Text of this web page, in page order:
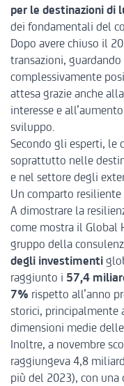
per le destinazioni di
dei fondamentali del
Dopo avere chiuso il
transazioni,
complessivamente
attesa grazie anche
interesse e
sviluppo.
Secondo gli esperti, le
soprattutto nelle
e nel settore degli
Un comparto resiliente
A dimostrare la
come mostra il Global
gruppo della
degli investimenti
raggiunto i 57,4
7% rispetto all’anno
storici, principalmente
dimensioni medie
Inoltre, a novembre
raggiungeva 4,8
più del 2023), con una